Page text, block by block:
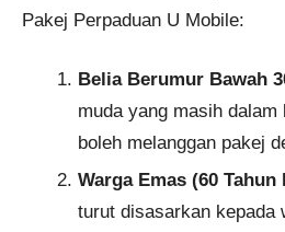
Pakej Perpaduan U Mobile:
Belia Berumur Bawah
muda yang masih dalam
boleh melanggan pakej
Warga Emas (60 Tahun
turut disasarkan kepada